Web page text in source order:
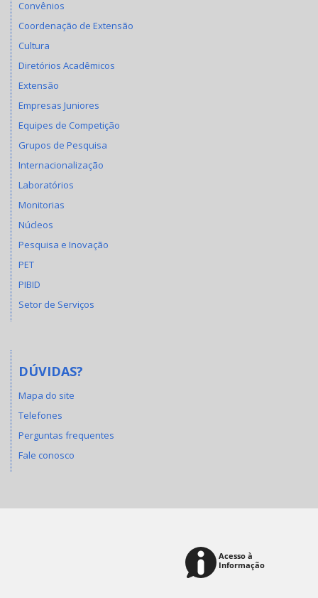
Convênios
Coordenação de Extensão
Cultura
Diretórios Acadêmicos
Extensão
Empresas Juniores
Equipes de Competição
Grupos de Pesquisa
Internacionalização
Laboratórios
Monitorias
Núcleos
Pesquisa e Inovação
PET
PIBID
Setor de Serviços
DÚVIDAS?
Mapa do site
Telefones
Perguntas frequentes
Fale conosco